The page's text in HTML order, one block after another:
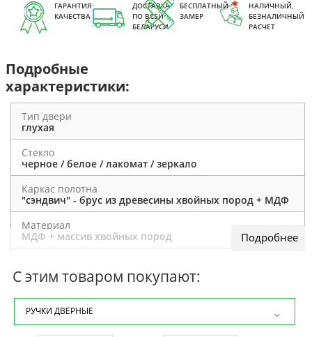
ГАРАНТИЯ
КАЧЕСТВА
ДОСТАВКА
ПО ВСЕЙ
БЕЛАРУСИ
БЕСПЛАТНЫЙ
ЗАМЕР
НАЛИЧНЫЙ,
БЕЗНАЛИЧНЫЙ
РАСЧЕТ
Подробные
характеристики:
Тип двери
глухая
Стекло
черное / белое / лакомат / зеркало
Каркас полотна
"сэндвич" - брус из древесины хвойных пород + МДФ
Материал
МДФ + массив хвойных пород
экошпон эмалит / экошпон
Толщина полотна
38 мм
Внутреннее заполнение
С этим товаром покупают:
РУЧКИ ДВЕРНЫЕ